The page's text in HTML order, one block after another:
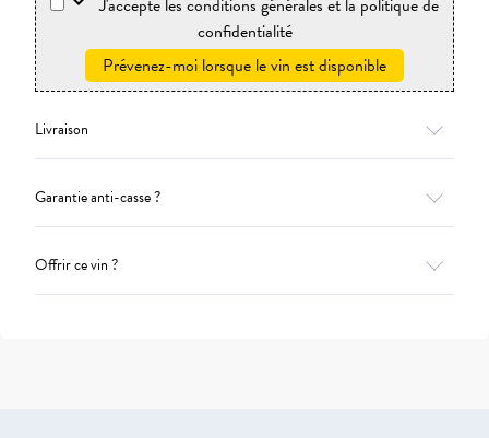
J'accepte les conditions générales et la politique de
confidentialité
Prévenez-moi lorsque le vin est disponible
Livraison
Garantie anti-casse ?
Offrir ce vin ?